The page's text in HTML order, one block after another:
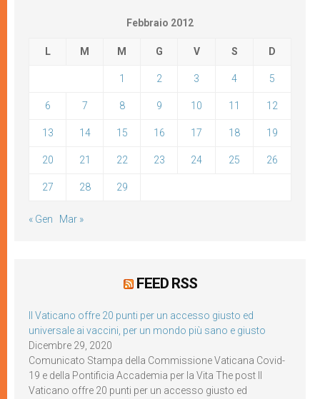
Febbraio 2012
L M M G V S D
1 2 3 4 5
6 7 8 9 10 11 12
13 14 15 16 17 18 19
20 21 22 23 24 25 26
27 28 29
« Gen Mar »
FEED RSS
Il Vaticano offre 20 punti per un accesso giusto ed
universale ai vaccini, per un mondo più sano e giusto
Dicembre 29, 2020
Comunicato Stampa della Commissione Vaticana Covid-
19 e della Pontificia Accademia per la Vita The post Il
Vaticano offre 20 punti per un accesso giusto ed